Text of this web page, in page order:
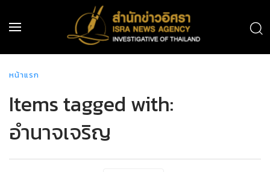
หน้าแรก
Items tagged with:
อำนาจเจริญ